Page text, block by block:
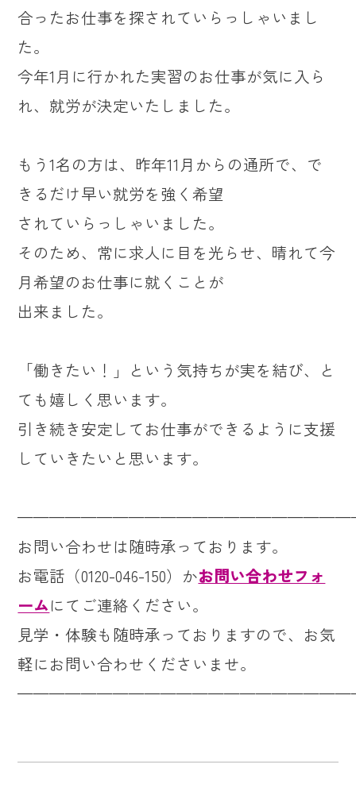
合ったお仕事を探されていらっしゃいまし
た。
今年1月に行かれた実習のお仕事が気に入ら
れ、就労が決定いたしました。
もう1名の方は、昨年11月からの通所で、で
きるだけ早い就労を強く希望
されていらっしゃいました。
そのため、常に求人に目を光らせ、晴れて今
月希望のお仕事に就くことが
出来ました。
「働きたい！」という気持ちが実を結び、と
ても嬉しく思います。
引き続き安定してお仕事ができるように支援
していきたいと思います。
お問い合わせは随時承っております。
お電話（0120-046-150）かお問い合わせフォ
ームにてご連絡ください。
見学・体験も随時承っておりますので、お気
軽にお問い合わせくださいませ。